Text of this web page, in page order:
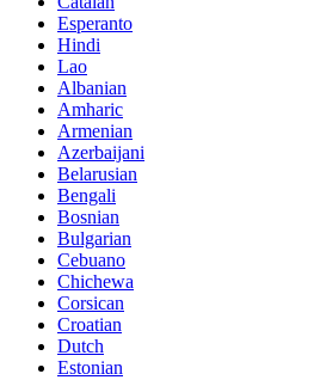
Esperanto
Hindi
Lao
Albanian
Amharic
Armenian
Azerbaijani
Belarusian
Bengali
Bosnian
Bulgarian
Cebuano
Chichewa
Corsican
Croatian
Dutch
Estonian